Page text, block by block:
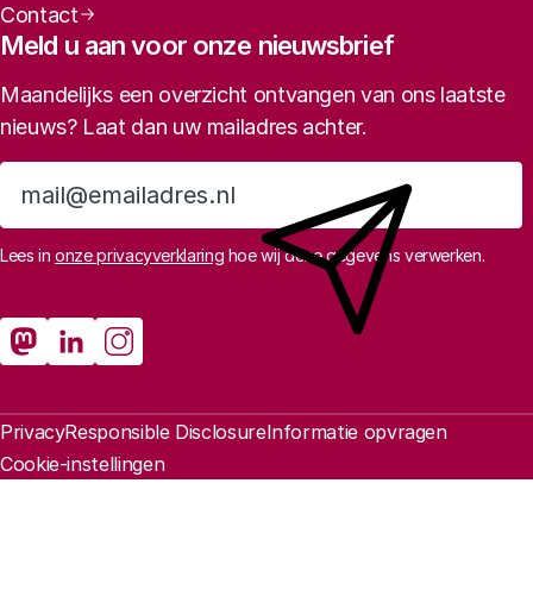
Contact
Meld u aan voor onze nieuwsbrief
Maandelijks een overzicht ontvangen van ons laatste
nieuws? Laat dan uw mailadres achter.
Aanmelden
Lees inonze privacyverklaring hoe wij deze gegevens verwerken.
Sociale media
Rathenau Mastodon
Rathenau LinkedIn
Rathenau Instagram
Juridische informatie
PrivacyResponsible DisclosureInformatie opvragen
Cookie-instellingen